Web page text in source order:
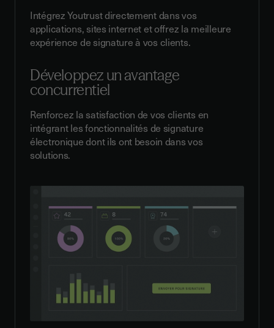
Intégrez Youtrust directement dans vos
applications, sites internet et offrez la meilleure
expérience de signature à vos clients.
Développez un avantage
concurrentiel
Renforcez la satisfaction de vos clients en
intégrant les fonctionnalités de signature
électronique dont ils ont besoin dans vos
solutions.